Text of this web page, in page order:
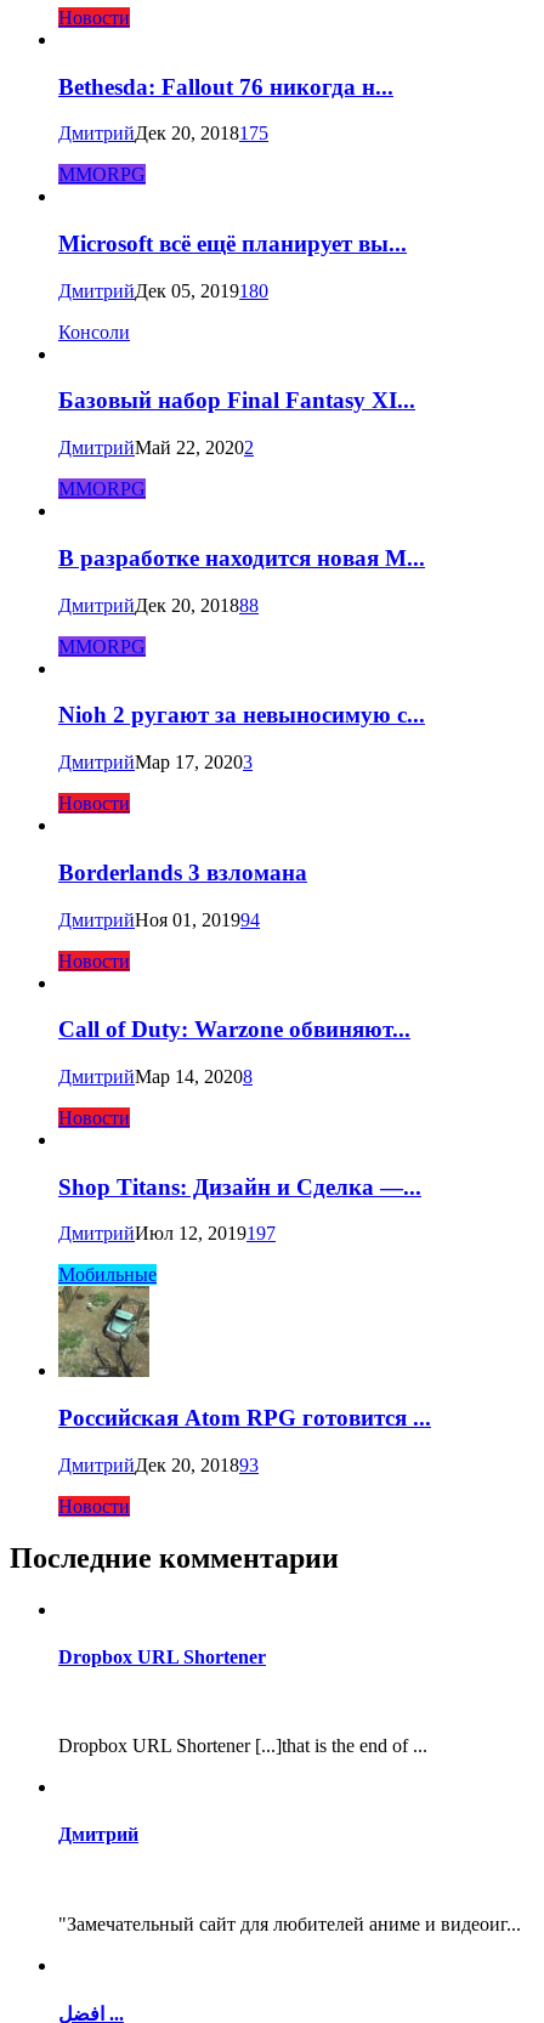
Новости
Bethesda: Fallout 76 никогда н...
ДмитрийДек 20, 2018175
MMORPG
Microsoft всё ещё планирует вы...
ДмитрийДек 05, 2019180
Консоли
Базовый набор Final Fantasy XI...
ДмитрийМай 22, 20202
MMORPG
В разработке находится новая M...
ДмитрийДек 20, 201888
MMORPG
Nioh 2 ругают за невыносимую с...
ДмитрийМар 17, 20203
Новости
Borderlands 3 взломана
ДмитрийНоя 01, 201994
Новости
Call of Duty: Warzone обвиняют...
ДмитрийМар 14, 20208
Новости
Shop Titans: Дизайн и Сделка —...
ДмитрийИюл 12, 2019197
Мобильные
Российская Atom RPG готовится ...
ДмитрийДек 20, 201893
Новости
Последние комментарии
Dropbox URL Shortener
Dropbox URL Shortener [...]that is the end of ...
Дмитрий
"Замечательный сайт для любителей аниме и видеоиг...
افضل ...